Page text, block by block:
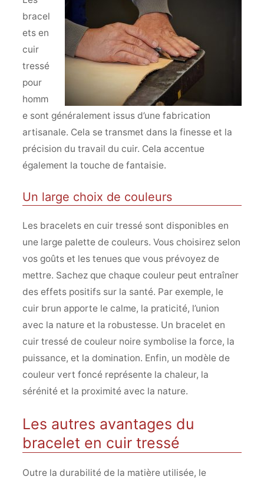
bracel
ets en
cuir
tressé
pour
homm
e sont généralement issus d’une fabrication
artisanale. Cela se transmet dans la finesse et la
précision du travail du cuir. Cela accentue
également la touche de fantaisie.
Un large choix de couleurs
Les bracelets en cuir tressé sont disponibles en
une large palette de couleurs. Vous choisirez selon
vos goûts et les tenues que vous prévoyez de
mettre. Sachez que chaque couleur peut entraîner
des effets positifs sur la santé. Par exemple, le
cuir brun apporte le calme, la praticité, l’union
avec la nature et la robustesse. Un bracelet en
cuir tressé de couleur noire symbolise la force, la
puissance, et la domination. Enfin, un modèle de
couleur vert foncé représente la chaleur, la
sérénité et la proximité avec la nature.
Les autres avantages du
bracelet en cuir tressé
Outre la durabilité de la matière utilisée, le